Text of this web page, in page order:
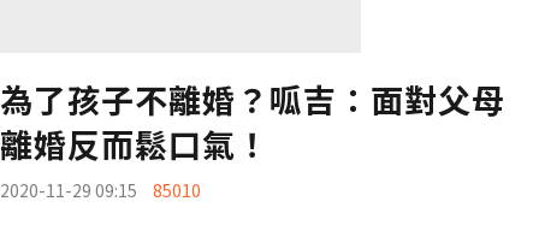
為了孩子不離婚？呱吉：面對父母
離婚反而鬆口氣！
2020-11-29 09:15 85010